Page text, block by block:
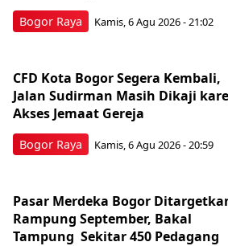
Bogor Raya Kamis, 6 Agu 2026 - 21:02
Bogor Raya
CFD Kota Bogor Segera Kembali,
Jalan Sudirman Masih Dikaji
Akses Jemaat Gereja
Kamis, 6 Agu 2026 - 20:59
Pasar Merdeka Bogor
Rampung September, Bakal
Tampung Sekitar 450 Pedagang